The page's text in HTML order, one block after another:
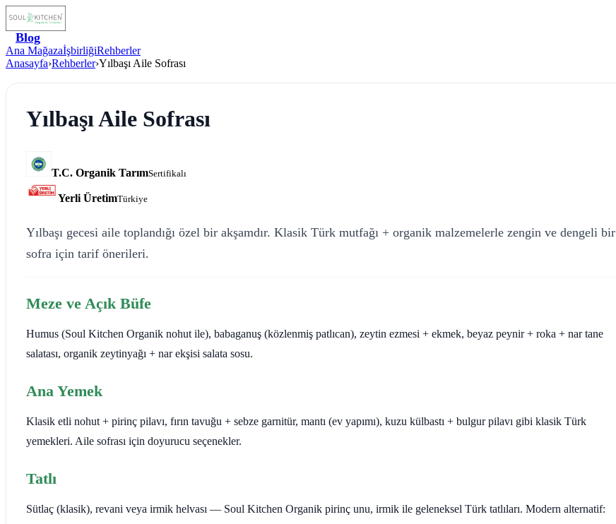
Blog
Ana MağazaİşbirliğiRehberler
Anasayfa›Rehberler›Yılbaşı Aile Sofrası
Yılbaşı Aile Sofrası
T.C. Organik TarımSertifikalı
Yerli ÜretimTürkiye
Yılbaşı gecesi aile toplandığı özel bir akşamdır. Klasik Türk mutfağı + organik malzemelerle zengin ve dengeli bir
sofra için tarif önerileri.
Meze ve Açık Büfe
Humus (Soul Kitchen Organik nohut ile), babaganuş (közlenmiş patlıcan), zeytin ezmesi + ekmek, beyaz peynir + roka + nar tane
salatası, organik zeytinyağı + nar ekşisi salata sosu.
Ana Yemek
Klasik etli nohut + pirinç pilavı, fırın tavuğu + sebze garnitür, mantı (ev yapımı), kuzu külbastı + bulgur pilavı gibi klasik Türk
yemekleri. Aile sofrası için doyurucu seçenekler.
Tatlı
Sütlaç (klasik), revani veya irmik helvası — Soul Kitchen Organik pirinç unu, irmik ile geleneksel Türk tatlıları. Modern alternatif: